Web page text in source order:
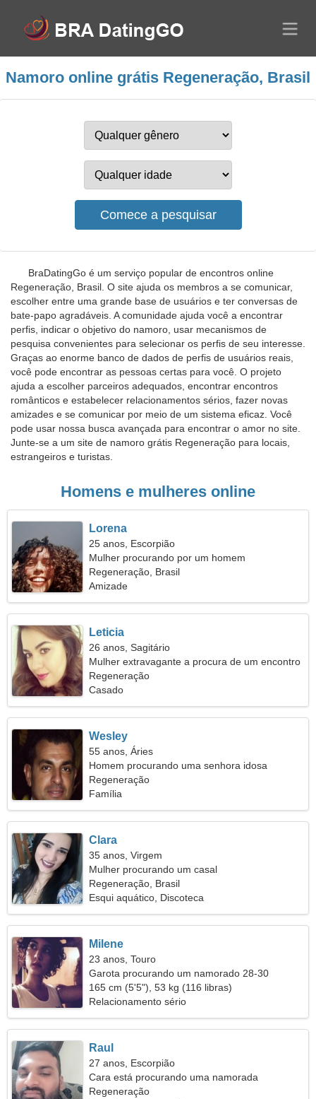
Namoro online grátis Regeneração, Brasil
BraDatingGo é um serviço popular de encontros online
Regeneração, Brasil. O site ajuda os membros a se comunicar,
escolher entre uma grande base de usuários e ter conversas de
bate-papo agradáveis. A comunidade ajuda você a encontrar
perfis, indicar o objetivo do namoro, usar mecanismos de
pesquisa convenientes para selecionar os perfis de seu interesse.
Graças ao enorme banco de dados de perfis de usuários reais,
você pode encontrar as pessoas certas para você. O projeto
ajuda a escolher parceiros adequados, encontrar encontros
românticos e estabelecer relacionamentos sérios, fazer novas
amizades e se comunicar por meio de um sistema eficaz. Você
pode usar nossa busca avançada para encontrar o amor no site.
Junte-se a um site de namoro grátis Regeneração para locais,
estrangeiros e turistas.
Homens e mulheres online
Lorena
25 anos, Escorpião
Mulher procurando por um homem
Regeneração, Brasil
Amizade
Leticia
26 anos, Sagitário
Mulher extravagante a procura de um encontro
Regeneração
Casado
Wesley
55 anos, Áries
Homem procurando uma senhora idosa
Regeneração
Família
Clara
35 anos, Virgem
Mulher procurando um casal
Regeneração, Brasil
Esqui aquático, Discoteca
Milene
23 anos, Touro
Garota procurando um namorado 28-30
165 cm (5'5"), 53 kg (116 libras)
Relacionamento sério
Raul
27 anos, Escorpião
Cara está procurando uma namorada
Regeneração